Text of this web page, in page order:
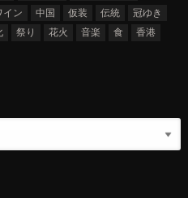
イン 中国 仮装 伝統
冠ゆき
祭り 花火 音楽 食 香港